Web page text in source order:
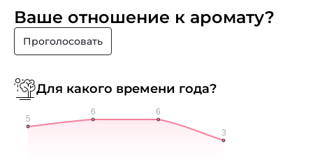
Ваше отношение к аромату?
Проголосовать
Для какого времени года?